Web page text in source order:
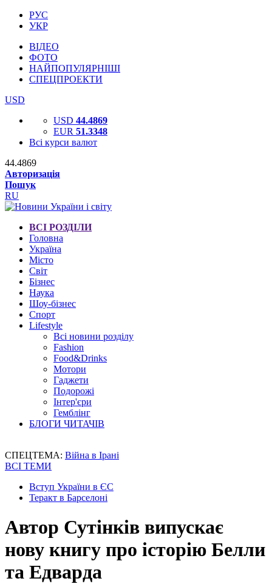
РУС
УКР
ВІДЕО
ФОТО
НАЙПОПУЛЯРНІШІ
СПЕЦПРОЕКТИ
USD
USD 44.4869
EUR 51.3348
Всі курси валют
44.4869
Авторизація
Пошук
RU
ВСІ РОЗДІЛИ
Головна
Україна
Місто
Світ
Бізнес
Наука
Шоу-бізнес
Спорт
Lifestyle
Всі новини розділу
Fashion
Food&Drinks
Мотори
Гаджети
Подорожі
Інтер'єри
Гемблінг
БЛОГИ ЧИТАЧІВ
СПЕЦТЕМА: Війна в Ірані
ВСІ ТЕМИ
Вступ України в ЄС
Теракт в Барселоні
Автор Сутінків випускає
нову книгу про історію Белли
та Едварда